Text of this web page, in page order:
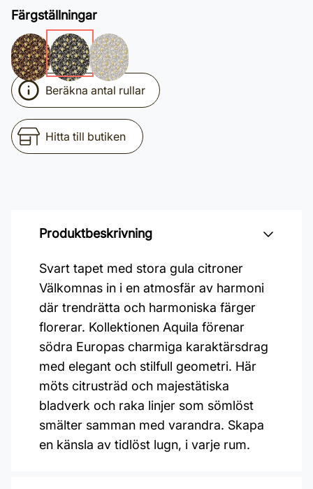
Färgställningar
Beräkna antal rullar
Hitta till butiken
Produktbeskrivning
Svart tapet med stora gula citroner
Välkomnas in i en atmosfär av harmoni
där trendrätta och harmoniska färger
florerar. Kollektionen Aquila förenar
södra Europas charmiga karaktärsdrag
med elegant och stilfull geometri. Här
möts citrusträd och majestätiska
bladverk och raka linjer som sömlöst
smälter samman med varandra. Skapa
en känsla av tidlöst lugn, i varje rum.